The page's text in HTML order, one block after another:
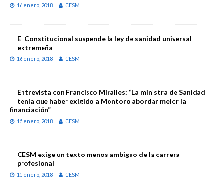
16 enero, 2018 CESM
El Constitucional suspende la ley de sanidad universal
extremeña
16 enero, 2018 CESM
Entrevista con Francisco Miralles: “La ministra de Sanidad
tenía que haber exigido a Montoro abordar mejor la
financiación”
15 enero, 2018 CESM
CESM exige un texto menos ambiguo de la carrera
profesional
15 enero, 2018 CESM